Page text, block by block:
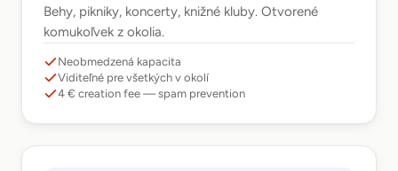
Behy, pikniky, koncerty, knižné kluby. Otvorené
komukoľvek z okolia.
Neobmedzená kapacita
Viditeľné pre všetkých v okolí
4 € creation fee — spam prevention